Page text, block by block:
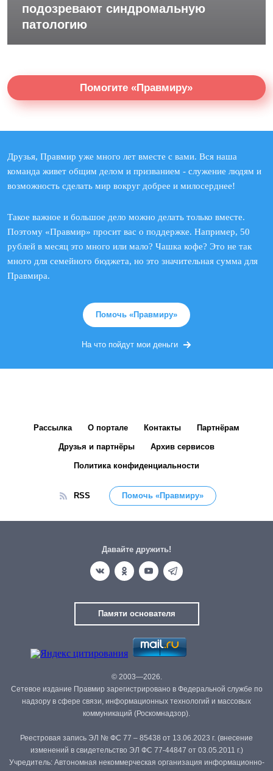
подозревают синдромальную
патологию
Помогите «Правмиру»
Друзья, Правмир уже много лет вместе с вами. Вся наша
команда живет общим делом и призванием - служение людям и
возможность сделать мир вокруг добрее и милосерднее!
Такое важное и большое дело можно делать только вместе.
Поэтому «Правмир» просит вас о поддержке. Например, 50
рублей в месяц это много или мало? Чашка кофе? Это не так
много для семейного бюджета, но это значительная сумма для
Правмира.
Помочь «Правмиру»
На что пойдут мои деньги
Рассылка О портале Контакты Партнёрам
Друзья и партнёры Архив сервисов
Политика конфиденциальности
RSS Помочь «Правмиру»
Давайте дружить!
Памяти основателя
© 2003—2026.
Сетевое издание Правмир зарегистрировано в Федеральной службе по
надзору в сфере связи, информационных технологий и массовых
коммуникаций (Роскомнадзор).
Реестровая запись ЭЛ № ФС 77 – 85438 от 13.06.2023 г. (внесение
изменений в свидетельство ЭЛ ФС 77-44847 от 03.05.2011 г.)
Учредитель: Автономная некоммерческая организация информационно-